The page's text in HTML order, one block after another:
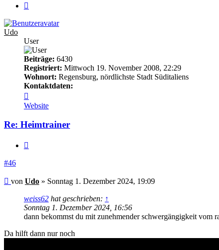
Udo
User
Beiträge: 6430
Registriert: Mittwoch 19. November 2008, 22:29
Wohnort: Regensburg, nördlichste Stadt Süditaliens
Kontaktdaten:
von
Udo
Website
Re: Heimtrainer
#46
Beitrag
von Udo » Sonntag 1. Dezember 2024, 19:09
weiss62 hat geschrieben: ↑
Sonntag 1. Dezember 2024, 16:56
dann bekommst du mit zunehmender schwergängigkeit vom
Da hilft dann nur noch